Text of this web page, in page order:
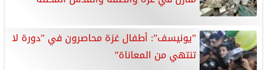
”يونيسف”: أطفال غزة محاصرون في ”دورة لا
تنتهي من المعاناة”